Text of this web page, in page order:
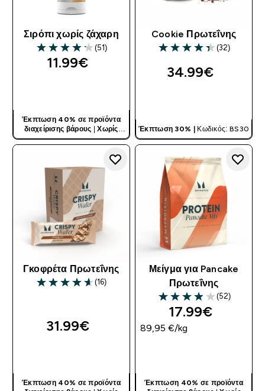
Σιρόπι χωρίς ζάχαρη
4.2 out of 5 stars
(51)
11.99€‎
Έκπτωση 40% σε προϊόντα
διαχείρισης βάρους |Χωρίς
Κωδικό
Cookie Πρωτεΐνης
4.38 out of 5 stars
(32)
34.99€‎
Έκπτωση 30% | Κωδικός: BS30
Γκοφρέτα Πρωτεΐνης
4.63 out of 5 stars
(16)
31.99€‎
Έκπτωση 40% σε προϊόντα
Μείγμα για Pancake
Πρωτεΐνης
3.92 out of 5 stars
(52)
17.99€‎
89,95 €‎/kg
Έκπτωση 40% σε προϊόντα